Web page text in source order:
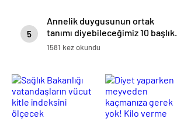
5
Annelik duygusunun ortak
tanımı diyebileceğimiz 10 başlık.
1581 kez okundu